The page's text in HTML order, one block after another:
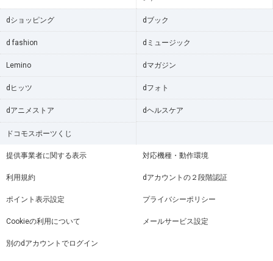
dショッピング dブック
d fashion dミュージック
Lemino dマガジン
dヒッツ dフォト
dアニメストア dヘルスケア
ドコモスポーツくじ
提供事業者に関する表示 対応機種・動作環境
利用規約 dアカウントの２段階認証
ポイント表示設定 プライバシーポリシー
Cookieの利用について メールサービス設定
別のdアカウントでログイン